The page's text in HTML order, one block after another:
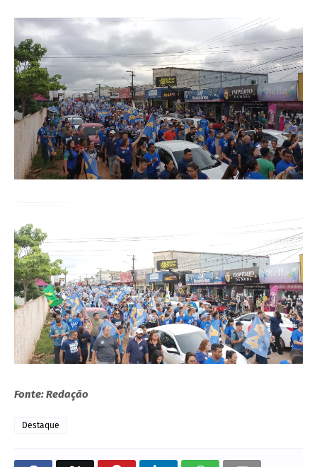
Fonte: Redação
Destaque